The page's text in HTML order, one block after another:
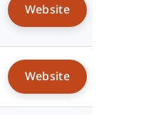
Website
Website